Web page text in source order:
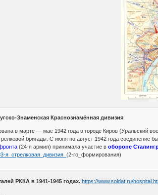
Знаменская Краснознамённая дивизия
в марте — мае 1942 года в городе Киров (Уральский
бригады. С июня по август 1942 года соединение
(24-я армия) принимала участие в обороне
я_стрелковая_дивизия_ (2-го_формирования)
РККА в 1941-1945 годах. https://www.soldat.ru/